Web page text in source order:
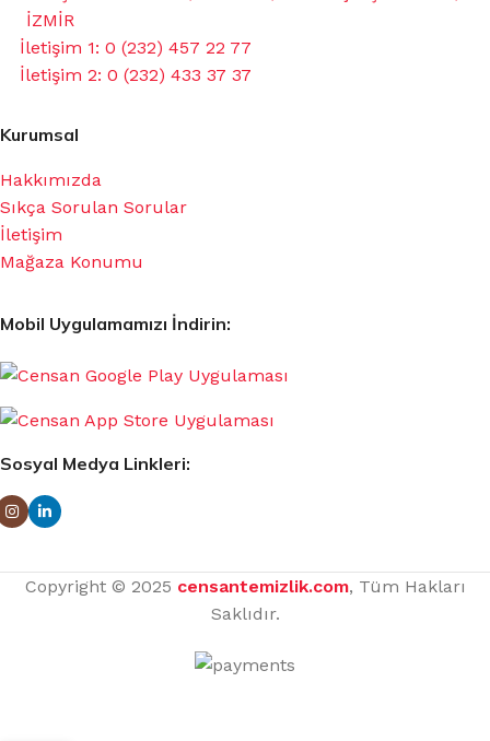
İZMİR
İletişim 1: 0 (232) 457 22 77
İletişim 2: 0 (232) 433 37 37
Kurumsal
Hakkımızda
Sıkça Sorulan Sorular
İletişim
Mağaza Konumu
Mobil Uygulamamızı İndirin:
Sosyal Medya Linkleri:
Copyright © 2025 censantemizlik.com, Tüm Hakları
Saklıdır.